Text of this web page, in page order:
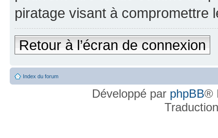
piratage visant à compromettre
Retour à l’écran de connexion
Index du forum
Développé par phpBB®